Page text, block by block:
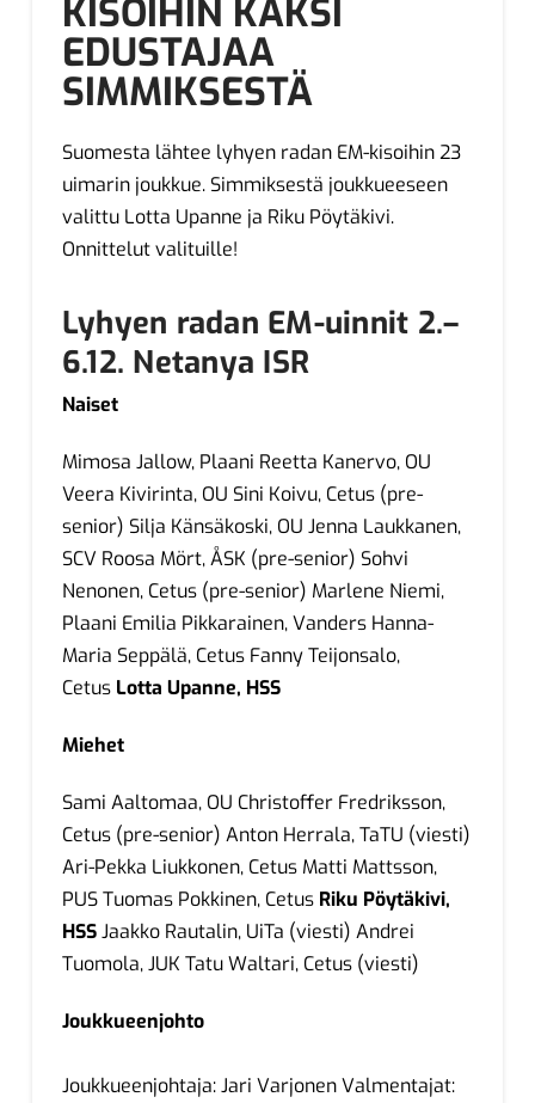
KISOIHIN KAKSI
EDUSTAJAA
SIMMIKSESTÄ
Suomesta lähtee lyhyen radan EM-kisoihin 23
uimarin joukkue. Simmiksestä joukkueeseen
valittu Lotta Upanne ja Riku Pöytäkivi.
Onnittelut valituille!
Lyhyen radan EM-uinnit 2.–
6.12. Netanya ISR
Naiset
Mimosa Jallow, Plaani Reetta Kanervo, OU
Veera Kivirinta, OU Sini Koivu, Cetus (pre-
senior) Silja Känsäkoski, OU Jenna Laukkanen,
SCV Roosa Mört, ÅSK (pre-senior) Sohvi
Nenonen, Cetus (pre-senior) Marlene Niemi,
Plaani Emilia Pikkarainen, Vanders Hanna-
Maria Seppälä, Cetus Fanny Teijonsalo,
Cetus Lotta Upanne, HSS
Miehet
Sami Aaltomaa, OU Christoffer Fredriksson,
Cetus (pre-senior) Anton Herrala, TaTU (viesti)
Ari-Pekka Liukkonen, Cetus Matti Mattsson,
PUS Tuomas Pokkinen, Cetus Riku Pöytäkivi,
HSSJaakko Rautalin, UiTa (viesti) Andrei
Tuomola, JUK Tatu Waltari, Cetus (viesti)
Joukkueenjohto
Joukkueenjohtaja: Jari Varjonen Valmentajat: